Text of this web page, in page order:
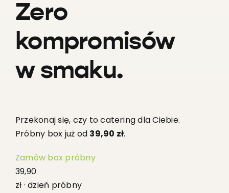
Zero
kompromisów
w smaku.
Przekonaj się, czy to catering dla Ciebie.
Próbny box już od 39,90 zł.
Zamów box próbny
39,90
zł · dzień próbny